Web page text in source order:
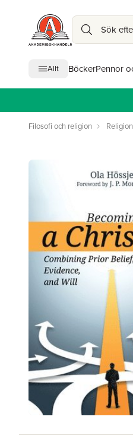
Sök
Allt BöckerPennor
Filosofi och religion